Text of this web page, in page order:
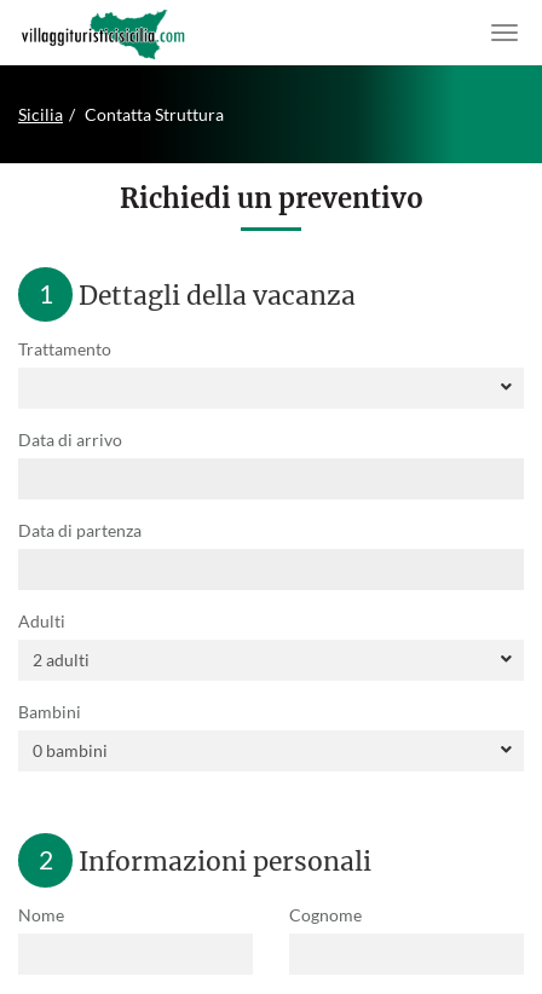
Sicilia Contatta Struttura
Richiedi un preventivo
1 Dettagli della vacanza
Trattamento
Data di arrivo
Data di partenza
Adulti
Bambini
2 Informazioni personali
Nome Cognome